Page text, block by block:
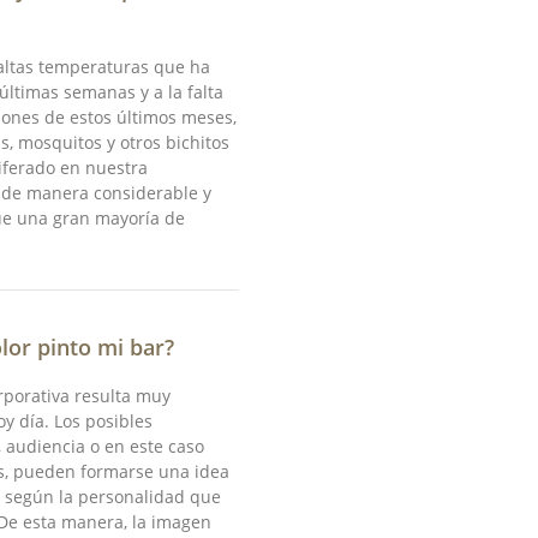
temperaturas que ha
semanas y a la falta
de estos últimos meses,
mosquitos y otros bichitos
en nuestra
manera considerable y
una gran mayoría de
pinto mi bar?
resulta muy
día. Los posibles
o en este caso
pueden formarse una idea
la personalidad que
esta manera, la imagen